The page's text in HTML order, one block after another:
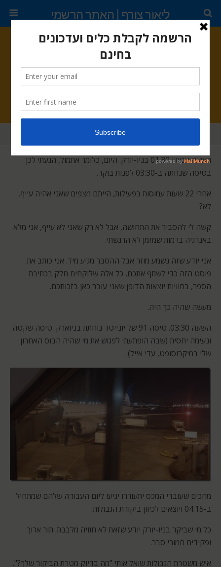
ליאור צורף | האתר הרשמי
3s תגובות
יומן מסע לקראת השקת הספר – יום
ראשון בניו יורק
השעה עכשיו 01:30 בניו-יורק. היום, כלומר אתמול, הגעתי לכן
בטיסה שנחתה ב-03:30 לפנות בוקר.
אחרי 22 שעות עמוסות בפעילות, הייתם מצפים שאני אהיה עייף,
לא?
קשה לי להסביר את התחושה, אבל לא רק שאני לא עייף, אני מלא
באנרגיה ברמות שמזמן לא הרגשתי.
אני יודע שזה נשמע מוזר אבל ההסבר מגיע מיד. אני כותב את
פוסט הזה כדי לשתף אתכם, כל אלה שלוקחים חלק בכתיבת
הספר, בחוויות יוצאות הדופן שאני עובר כאן בזכותכם.
מעשה שהיה כך היה.
השעה 03:30. טיסה 91 של יונייטד נוחתת בניוארק. טיסה שקטה
ונעימה יחסית (שבה הופתעתי לפגוש את מי שהיה הבוס האחרון
שלי במיקרוסופט, עדי אייל).
מחכים שעובדי המכס יתעוררו יגיעו ליום העבודה שלהם שמתחיל
ב-04:15 ויוצאים לכיוון ביקורת הגבולות.
כל מי שביקר בניו-יורק יודע שזאת לא חוויה מלבבת. תור ארוך
ופקידים חמורי סבר.
איש משטרת הגבולות שואל אותי "מה בדיוק מטרת הביקור שלך?".